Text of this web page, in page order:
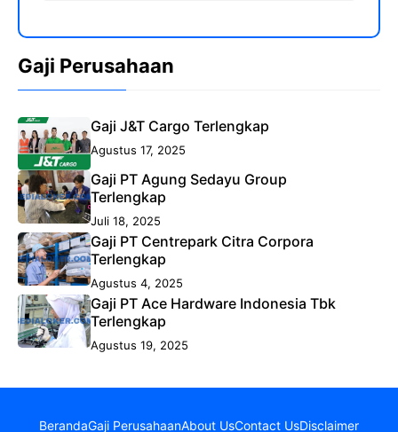
Gaji Perusahaan
Gaji J&T Cargo Terlengkap
Agustus 17, 2025
Gaji PT Agung Sedayu Group
Terlengkap
Juli 18, 2025
Gaji PT Centrepark Citra Corpora
Terlengkap
Agustus 4, 2025
Gaji PT Ace Hardware Indonesia Tbk
Terlengkap
Agustus 19, 2025
BerandaGaji PerusahaanAbout UsContact UsDisclaimer